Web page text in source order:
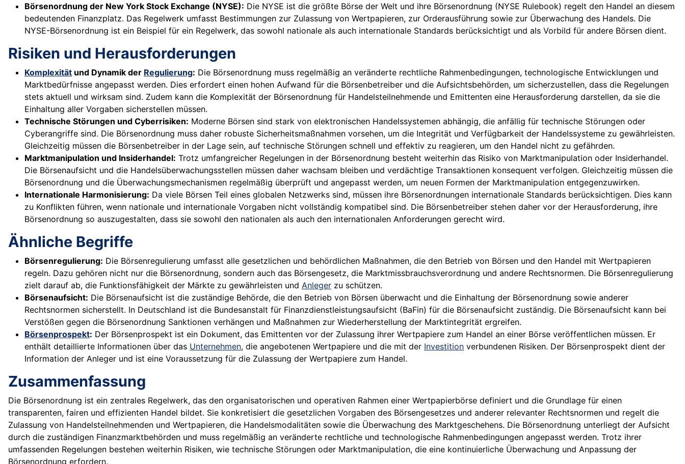
Börsenordnung der New York Stock Exchange (NYSE): Die NYSE ist die größte Börse der Welt und ihre Börsenordnung (NYSE Rulebook) regelt den Handel an diesem
bedeutenden Finanzplatz. Das Regelwerk umfasst Bestimmungen zur Zulassung von Wertpapieren, zur Orderausführung sowie zur Überwachung des Handels. Die
NYSE-Börsenordnung ist ein Beispiel für ein Regelwerk, das sowohl nationale als auch internationale Standards berücksichtigt und als Vorbild für andere Börsen dient.
Risiken und Herausforderungen
Komplexität und Dynamik der Regulierung: Die Börsenordnung muss regelmäßig an veränderte rechtliche Rahmenbedingungen, technologische Entwicklungen und
Marktbedürfnisse angepasst werden. Dies erfordert einen hohen Aufwand für die Börsenbetreiber und die Aufsichtsbehörden, um sicherzustellen, dass die Regelungen
stets aktuell und wirksam sind. Zudem kann die Komplexität der Börsenordnung für Handelsteilnehmende und Emittenten eine Herausforderung darstellen, da sie die
Einhaltung aller Vorgaben sicherstellen müssen.
Technische Störungen und Cyberrisiken: Moderne Börsen sind stark von elektronischen Handelssystemen abhängig, die anfällig für technische Störungen oder
Cyberangriffe sind. Die Börsenordnung muss daher robuste Sicherheitsmaßnahmen vorsehen, um die Integrität und Verfügbarkeit der Handelssysteme zu gewährleisten.
Gleichzeitig müssen die Börsenbetreiber in der Lage sein, auf technische Störungen schnell und effektiv zu reagieren, um den Handel nicht zu gefährden.
Marktmanipulation und Insiderhandel: Trotz umfangreicher Regelungen in der Börsenordnung besteht weiterhin das Risiko von Marktmanipulation oder Insiderhandel.
Die Börsenaufsicht und die Handelsüberwachungsstellen müssen daher wachsam bleiben und verdächtige Transaktionen konsequent verfolgen. Gleichzeitig müssen die
Börsenordnung und die Überwachungsmechanismen regelmäßig überprüft und angepasst werden, um neuen Formen der Marktmanipulation entgegenzuwirken.
Internationale Harmonisierung: Da viele Börsen Teil eines globalen Netzwerks sind, müssen ihre Börsenordnungen internationale Standards berücksichtigen. Dies kann
zu Konflikten führen, wenn nationale und internationale Vorgaben nicht vollständig kompatibel sind. Die Börsenbetreiber stehen daher vor der Herausforderung, ihre
Börsenordnung so auszugestalten, dass sie sowohl den nationalen als auch den internationalen Anforderungen gerecht wird.
Ähnliche Begriffe
Börsenregulierung: Die Börsenregulierung umfasst alle gesetzlichen und behördlichen Maßnahmen, die den Betrieb von Börsen und den Handel mit Wertpapieren
regeln. Dazu gehören nicht nur die Börsenordnung, sondern auch das Börsengesetz, die Marktmissbrauchsverordnung und andere Rechtsnormen. Die Börsenregulierung
zielt darauf ab, die Funktionsfähigkeit der Märkte zu gewährleisten und Anleger zu schützen.
Börsenaufsicht: Die Börsenaufsicht ist die zuständige Behörde, die den Betrieb von Börsen überwacht und die Einhaltung der Börsenordnung sowie anderer
Rechtsnormen sicherstellt. In Deutschland ist die Bundesanstalt für Finanzdienstleistungsaufsicht (BaFin) für die Börsenaufsicht zuständig. Die Börsenaufsicht kann bei
Verstößen gegen die Börsenordnung Sanktionen verhängen und Maßnahmen zur Wiederherstellung der Marktintegrität ergreifen.
Börsenprospekt: Der Börsenprospekt ist ein Dokument, das Emittenten vor der Zulassung ihrer Wertpapiere zum Handel an einer Börse veröffentlichen müssen. Er
enthält detaillierte Informationen über das Unternehmen, die angebotenen Wertpapiere und die mit der Investition verbundenen Risiken. Der Börsenprospekt dient der
Information der Anleger und ist eine Voraussetzung für die Zulassung der Wertpapiere zum Handel.
Zusammenfassung
Die Börsenordnung ist ein zentrales Regelwerk, das den organisatorischen und operativen Rahmen einer Wertpapierbörse definiert und die Grundlage für einen
transparenten, fairen und effizienten Handel bildet. Sie konkretisiert die gesetzlichen Vorgaben des Börsengesetzes und anderer relevanter Rechtsnormen und regelt die
Zulassung von Handelsteilnehmenden und Wertpapieren, die Handelsmodalitäten sowie die Überwachung des Marktgeschehens. Die Börsenordnung unterliegt der Aufsicht
durch die zuständigen Finanzmarktbehörden und muss regelmäßig an veränderte rechtliche und technologische Rahmenbedingungen angepasst werden. Trotz ihrer
umfassenden Regelungen bestehen weiterhin Risiken, wie technische Störungen oder Marktmanipulation, die eine kontinuierliche Überwachung und Anpassung der
Börsenordnung erfordern.